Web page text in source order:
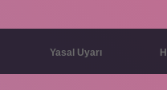
Yasal Uyarı